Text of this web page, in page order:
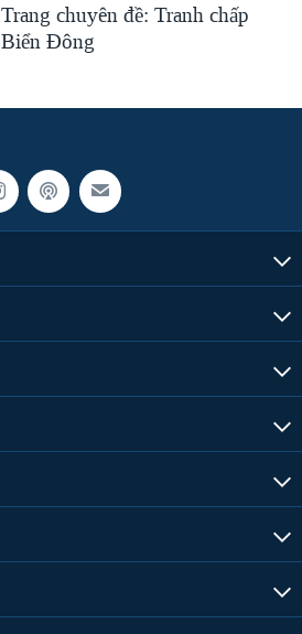
Trang chuyên đề: Tranh chấp
Biển Ðông